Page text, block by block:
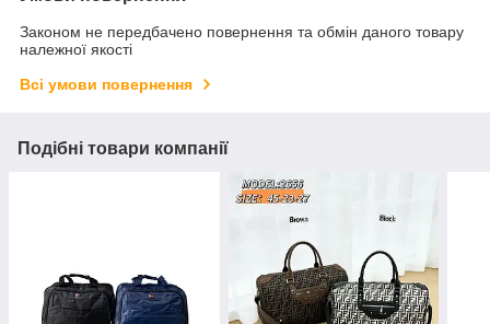
Законом не передбачено повернення та обмін даного товару
належної якості
Всі умови повернення
Подібні товари компанії